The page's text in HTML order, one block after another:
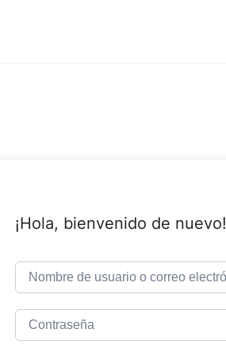
¡Hola, bienvenido de nuevo!